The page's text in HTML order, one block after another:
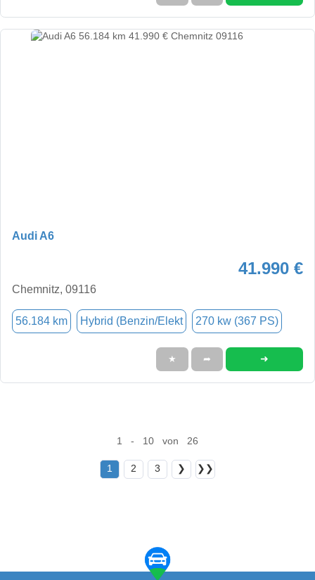
Audi A6
41.990 €
Chemnitz, 09116
56.184 km Hybrid (Benzin/Elekt 270 kw (367 PS)
★ ➦ ➜
1 - 10 von 26
1 2 3 ❯ ❯❯